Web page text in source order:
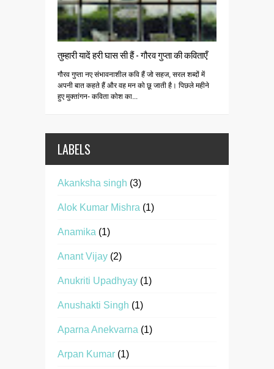
तुम्हारी यादें हरी घास सी हैं - गौरव गुप्ता की कविताएँ
गौरव गुप्ता नए संभावनाशील कवि हैं जो सहज, सरल शब्दों में
अपनी बात कहते हैं और वह मन को छू जाती है। पिछले महीने
हुए मुक्तांगन- कविता कोश का...
LABELS
Akanksha singh (3)
Alok Kumar Mishra (1)
Anamika (1)
Anant Vijay (2)
Anukriti Upadhyay (1)
Anushakti Singh (1)
Aparna Anekvarna (1)
Arpan Kumar (1)